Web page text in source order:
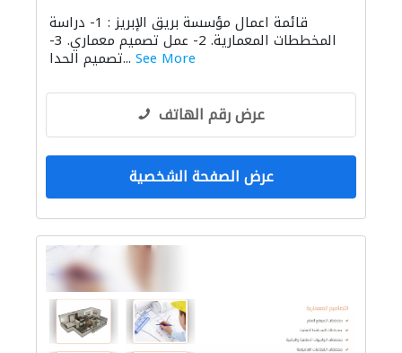
التصميم المعماري
قائمة اعمال مؤسسة بريق الإبريز : 1- دراسة
المخططات المعمارية. 2- عمل تصميم معماري. 3-
تصميم الحدا... See More
عرض رقم الهاتف
عرض الصفحة الشخصية